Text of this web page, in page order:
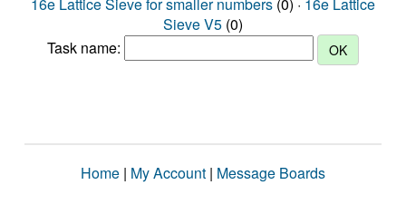
Sieve V5 (0)
Task name:
Home | My Account | Message Boards